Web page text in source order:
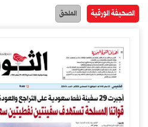
الصحيفة الورقية الملحق